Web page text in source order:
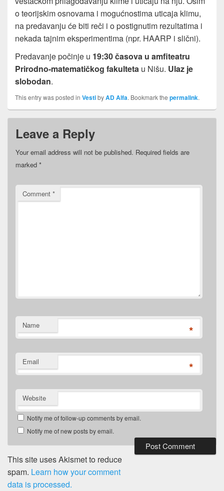
o teorijskim osnovama i mogućnostima uticaja klimu,
na predavanju će biti reči i o postignutim rezultatima i
nekada tajnim eksperimentima (npr. HAARP i slični).
Predavanje počinje u 19:30 časova u amfiteatru
Prirodno-matematičkog fakulteta u Nišu. Ulaz je
slobodan.
This entry was posted in VestibyAD Alfa. Bookmark the permalink.
Leave a Reply
Your email address will not be published. Required fields are
marked *
Comment *
Name *
Email *
Website
Notify me of follow-up comments by email.
Notify me of new posts by email.
This site uses Akismet to reduce
spam. Learn how your comment
data is processed.